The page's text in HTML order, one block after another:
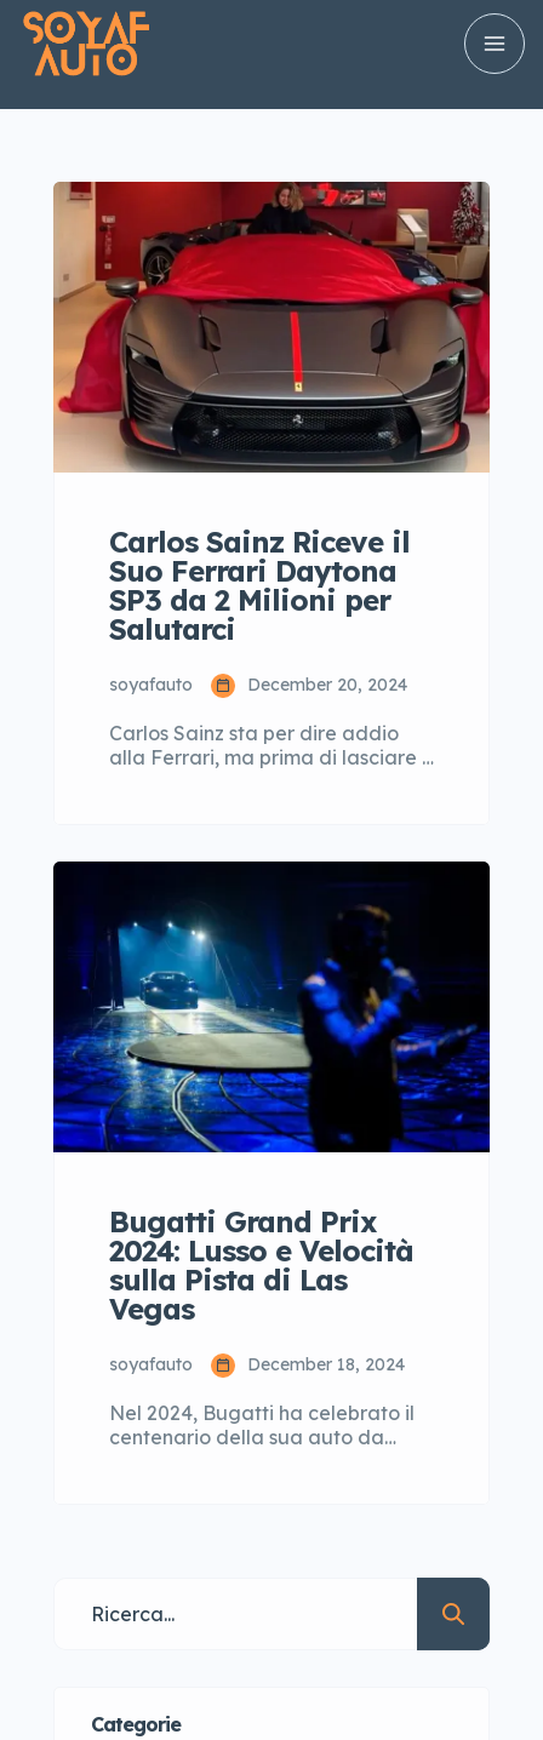
Carlos Sainz Riceve il
Suo Ferrari Daytona
SP3 da 2 Milioni per
Salutarci
soyafauto December 20, 2024
Carlos Sainz sta per dire addio
alla Ferrari, ma prima di lasciare il
sogno dal valore di oltre 2 milioni
di dollari, che segna non solo un
capitolo importante della sua […]
Bugatti Grand Prix
2024: Lusso e Velocità
sulla Pista di Las
Vegas
soyafauto December 18, 2024
Nel 2024, Bugatti ha celebrato il
centenario della sua auto da
2024, un’esperienza esclusiva che
Categorie